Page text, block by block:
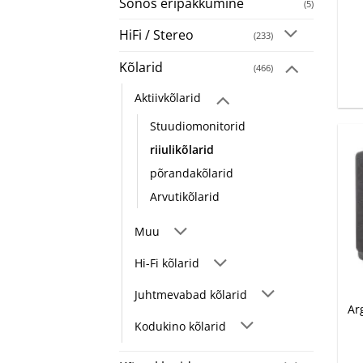
(5)
HiFi / Stereo (233)
Kõlarid (466)
Aktiivkõlarid
Stuudiomonitorid
riiulikõlarid
põrandakõlarid
Arvutikõlarid
Muu
Hi-Fi kõlarid
Juhtmevabad kõlarid
Kodukino kõlarid